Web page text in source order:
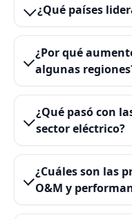
¿Qué países
¿Por qué
algunas
¿Qué pasó con
sector eléctrico?
¿Cuáles son las
O&M y